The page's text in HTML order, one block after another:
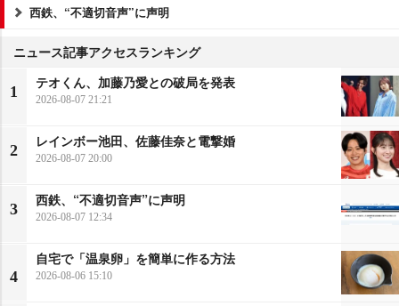
西鉄、“不適切音声”に声明
ニュース記事アクセスランキング
1
テオくん、加藤乃愛との破局を発表
2026-08-07 21:21
2
レインボー池田、佐藤佳奈と電撃婚
2026-08-07 20:00
3
西鉄、“不適切音声”に声明
2026-08-07 12:34
4
自宅で「温泉卵」を簡単に作る方法
2026-08-06 15:10